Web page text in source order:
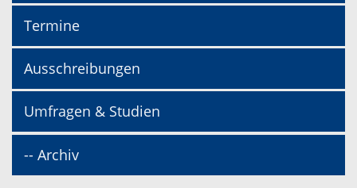
Termine
Ausschreibungen
Umfragen & Studien
-- Archiv